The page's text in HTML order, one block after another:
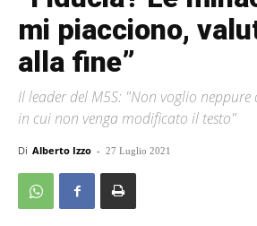
mi piacciono,
alla fine”
Il leader del M5S: "Non voglio
in cui non venga modificato il testo"
Di Alberto Izzo - 27 Luglio 2021